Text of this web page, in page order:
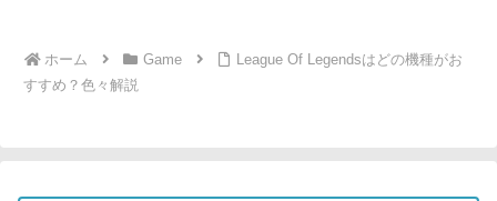
ホーム Game
League Of Legendsはどの機種がお
すすめ？色々解説